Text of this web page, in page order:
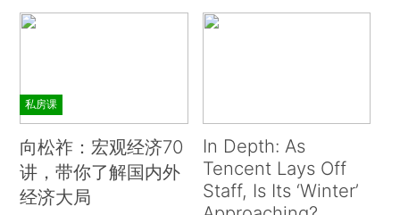
私房课
向松祚：宏观经济70
讲，带你了解国内外
经济大局
In Depth: As
Tencent Lays Off
Staff, Is Its ‘Winter’